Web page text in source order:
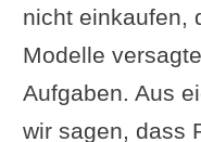
nicht einkaufen,
Modelle
Aufgaben. Aus
wir sagen, dass